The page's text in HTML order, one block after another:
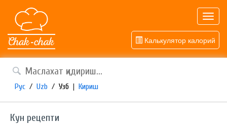
Калькулятор калорий
Рус / Uzb / Узб | Кириш
Кун рецепти